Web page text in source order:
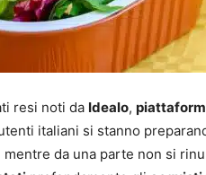
resi noti da Idealo,
italiani si stanno
mentre da una parte non si